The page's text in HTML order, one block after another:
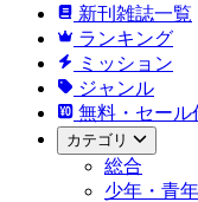
新刊雑誌一覧
ランキング
ミッション
ジャンル
無料・セール
カテゴリ
総合
少年・青